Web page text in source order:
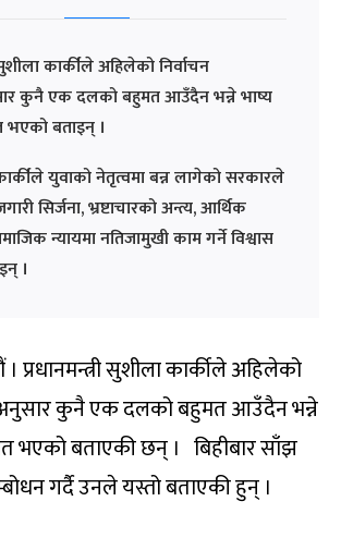
सुशीला कार्कीले अहिलेको निर्वाचन
कुनै एक दलको बहुमत आउँदैन भन्ने भाष्य
बताइन् ।
कार्कीले युवाको नेतृत्वमा बन्न लागेको सरकारले
सिर्जना, भ्रष्टाचारको अन्त्य, आर्थिक
न्यायमा नतिजामुखी काम गर्ने विश्वास
।
प्रधानमन्त्री सुशीला कार्कीले अहिलेको
कुनै एक दलको बहुमत आउँदैन भन्ने
भएको बताएकी छन् । बिहीबार साँझ
गर्दै उनले यस्तो बताएकी हुन् ।